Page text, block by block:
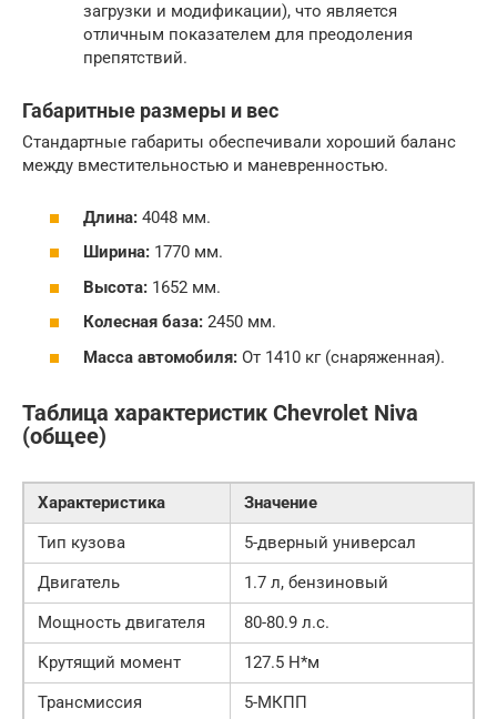
загрузки и модификации), что является
отличным показателем для преодоления
препятствий.
Габаритные размеры и вес
Стандартные габариты обеспечивали хороший баланс
между вместительностью и маневренностью.
Длина: 4048 мм.
Ширина: 1770 мм.
Высота: 1652 мм.
Колесная база: 2450 мм.
Масса автомобиля: От 1410 кг (снаряженная).
Таблица характеристик Chevrolet Niva
(общее)
Характеристика
Значение
Тип кузова
5-дверный универсал
Двигатель
1.7 л, бензиновый
Мощность двигателя
80-80.9 л.с.
Крутящий момент
127.5 Н*м
Трансмиссия
5-МКПП